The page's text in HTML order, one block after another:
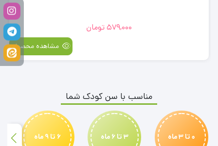
579,000تومان
مشاهده محصول
مناسب با سن کودک شما
0 تا 3 ماه 3 تا 6 ماه 6 تا 9 ماه